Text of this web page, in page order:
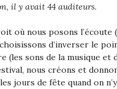
il y avait 44 auditeurs.
où nous posons
d’inverser le
(les sons de la musique et
nous créons et
jours de fête quand on